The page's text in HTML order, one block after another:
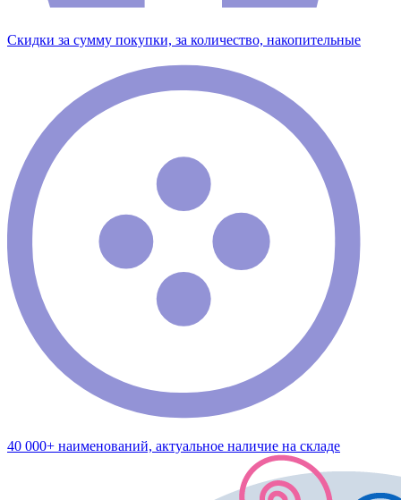
Скидки за сумму покупки, за количество, накопительные
40 000+ наименований, актуальное наличие на складе